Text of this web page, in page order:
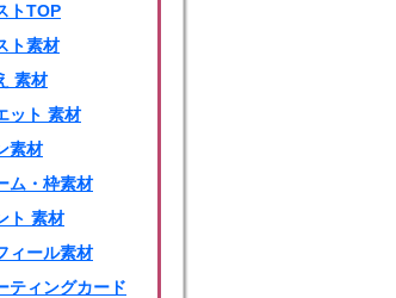
トTOP
ト素材
素材
ット 素材
素材
ム・枠素材
ト 素材
ィール素材
ティングカード